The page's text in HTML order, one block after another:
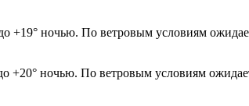
+19° ночью. По ветровым условиям
+20° ночью. По ветровым условиям